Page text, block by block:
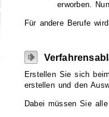
erworben.
Für andere Berufe
Erstellen Sie sich
erstellen und den
Dabei müssen Sie